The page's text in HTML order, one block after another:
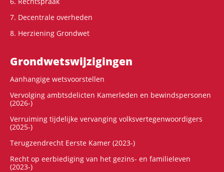
7. Decentrale overheden
8. Herziening Grondwet
Grondwets­wijzigingen
Aanhangige wetsvoorstellen
Vervolging ambtsdelicten Kamerleden en bewindspersonen
(2026-)
Verruiming tijdelijke vervanging volksvertegenwoordigers
(2025-)
Terugzendrecht Eerste Kamer (2023-)
Recht op eerbiediging van het gezins- en familieleven
(2023-)